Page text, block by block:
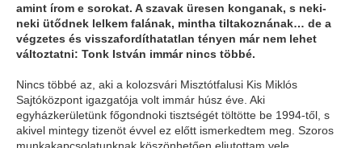
amint írom e sorokat. A szavak üresen konganak, s neki-
neki ütődnek lelkem falának, mintha tiltakoznának… de a
végzetes és visszafordíthatatlan tényen már nem lehet
változtatni: Tonk István immár nincs többé.
Nincs többé az, aki a kolozsvári Misztótfalusi Kis Miklós
Sajtóközpont igazgatója volt immár húsz éve. Aki
egyházkerületünk főgondnoki tisztségét töltötte be 1994-től, s
akivel mintegy tizenöt évvel ez előtt ismerkedtem meg. Szoros